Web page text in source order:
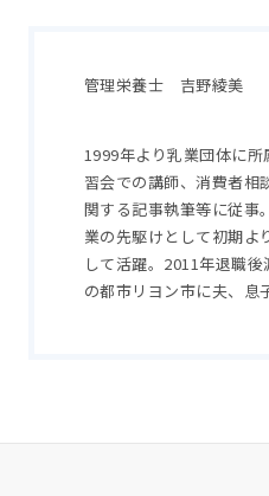
管理栄養士 吉野綾美
1999年より乳業団体に
習会での講師、消費者相
関する記事執筆等に従事
業の先駆けとして初期よ
して活躍。2011年退職
の都市リヨン市に夫、息